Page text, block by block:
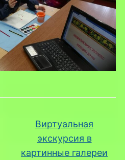
Виртуальная
экскурсия в
картинные галереи